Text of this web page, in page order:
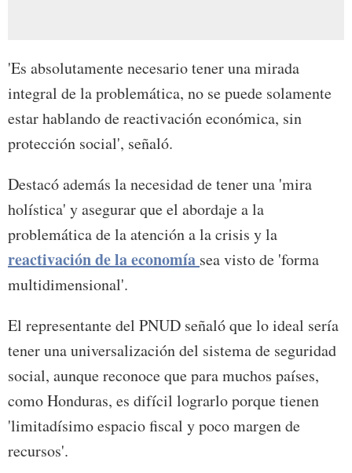
'Es absolutamente necesario tener una mirada
integral de la problemática, no se puede solamente
estar hablando de reactivación económica, sin
protección social', señaló.
Destacó además la necesidad de tener una 'mira
holística' y asegurar que el abordaje a la
problemática de la atención a la crisis y la
reactivación de la economía sea visto de 'forma
multidimensional'.
El representante del PNUD señaló que lo ideal sería
tener una universalización del sistema de seguridad
social, aunque reconoce que para muchos países,
como Honduras, es difícil lograrlo porque tienen
'limitadísimo espacio fiscal y poco margen de
recursos'.